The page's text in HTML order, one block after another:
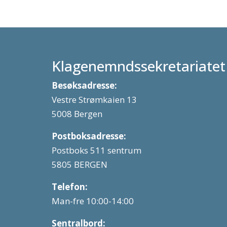
Klagenemndssekretariatet
Besøksadresse:
Vestre Strømkaien 13
5008 Bergen
Postboksadresse:
Postboks 511 sentrum
5805 BERGEN
Telefon:
Man-fre 10:00-14:00
Sentralbord: